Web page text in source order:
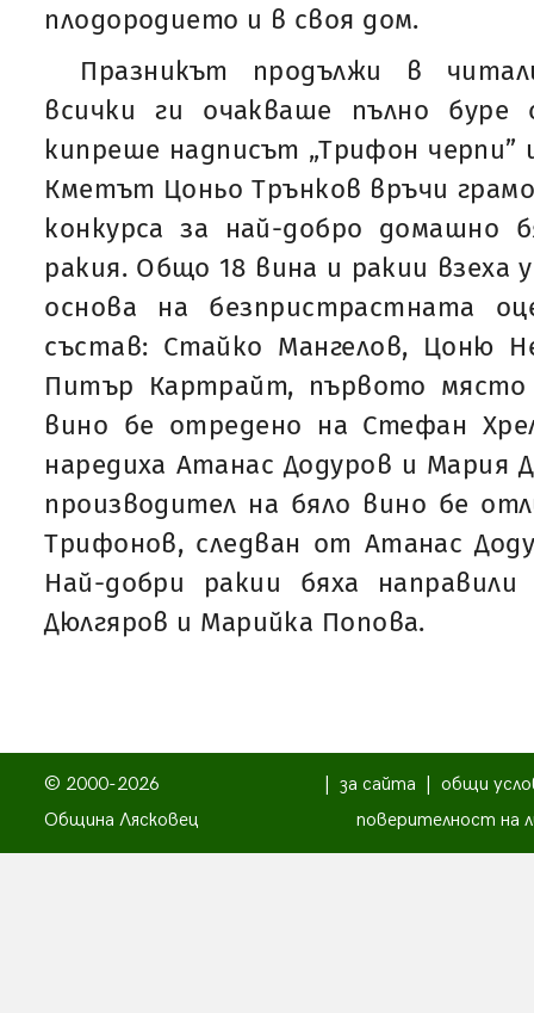
плодородието и в своя дом.
Празникът продължи в
всички ги очакваше пълно
кипреше надписът „Трифон черпи”
Кметът Цоньо Трънков връчи
конкурса за най-добро домашно
ракия. Общо 18 вина и ракии взеха
основа на безпристрастната
състав: Стайко Мангелов, Цоню
Питър Картрайт, първото място
вино бе отредено на Стефан
наредиха Атанас Додуров и Мария
производител на бяло вино бе
Трифонов, следван от Атанас
Най-добри ракии бяха
Дюлгяров и Марийка Попова.
© 2000-2026
Община Лясковец
за сайта
общи
поверителност на